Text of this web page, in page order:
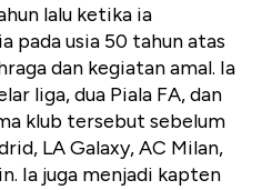
lalu ketika ia
pada usia 50 tahun atas
dan kegiatan amal. Ia
liga, dua Piala FA, dan
klub tersebut sebelum
LA Galaxy, AC Milan,
Ia juga menjadi kapten